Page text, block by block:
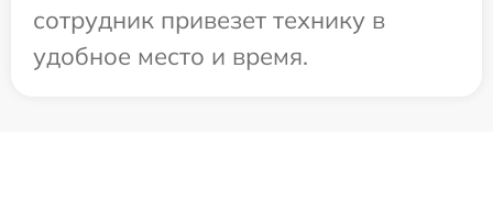
сотрудник привезет технику в
удобное место и время.